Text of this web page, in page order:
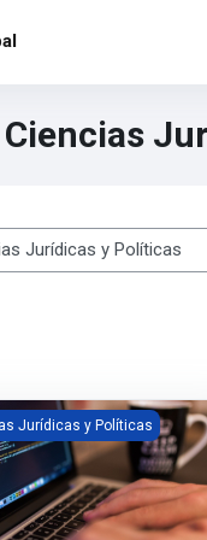
- Acuerdos de apoyo
Jurídicas y Políticas